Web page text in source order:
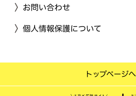
お問い合わせ
個人情報保護について
トップページへ